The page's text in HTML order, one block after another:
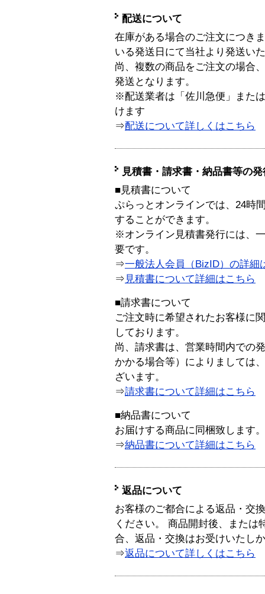
配送について
在庫がある場合のご注文につき
いる発送日にて当社より発送い
尚、複数の商品をご注文の場合
発送となります。
※配送業者は「佐川急便」また
けます
⇒配送について詳しくはこちら
見積書・請求書・納品書等の
■見積書について
ぷらっとオンラインでは、24時
することができます。
※オンライン見積書発行には、
要です。
⇒一般法人会員（BizID）の詳細
⇒ 見積書について詳細はこちら
■請求書について
ご注文時に希望されたお客様に
しております。
尚、請求書は、営業時間内での
かかる場合等）によりましては
ざいます。
⇒請求書について詳細はこちら
■納品書について
お届けする商品に同梱致します。
⇒納品書について詳細はこちら
返品について
お客様のご都合による返品・交
ください。 商品開封後、または
合、返品・交換はお受けいたし
⇒返品について詳しくはこちら